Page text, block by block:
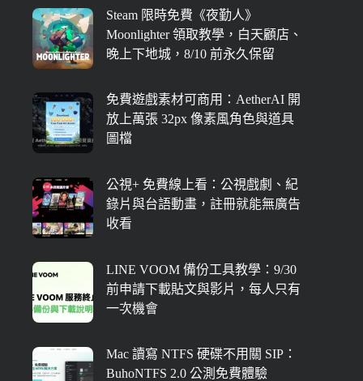
Steam 限時免費《夜勤人》
Moonlighter 領取教學，白天顧店、
晚上下地城，8/10 前永久保留
免費遊戲素材可商用：AetherAI 開
放上萬張 32px 像素風角色與道具
圖檔
公視+ 免費線上看：公視戲劇、紀
錄片與台語動畫，註冊就能無廣告
收看
LINE VOOM 備份工具教學：9/30
前申請下載貼文與影片，每人只有
一次機會
Mac 讀寫 NTFS 硬碟不用關 SIP：
BuhoNTFS 2.0 公測免費體驗